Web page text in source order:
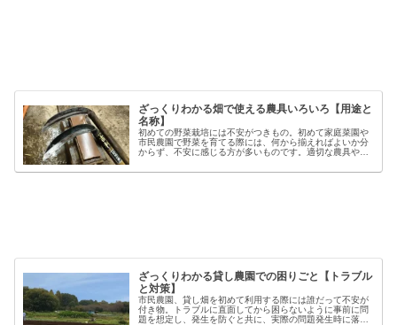
ざっくりわかる畑で使える農具いろいろ【用途と
名称】
初めての野菜栽培には不安がつきもの。初めて家庭菜園や
市民農園で野菜を育てる際には、何から揃えればよいか分
からず、不安に感じる方が多いものです。適切な農具や資
しますが、種類も多く、初心者には...
ざっくりわかる貸し農園での困りごと【トラブル
と対策】
市民農園、貸し畑を初めて利用する際には誰だって不安が
付き物。トラブルに直面してから困らないように事前に問
題を想定し、発生を防ぐと共に、実際の問題発生時に落ち